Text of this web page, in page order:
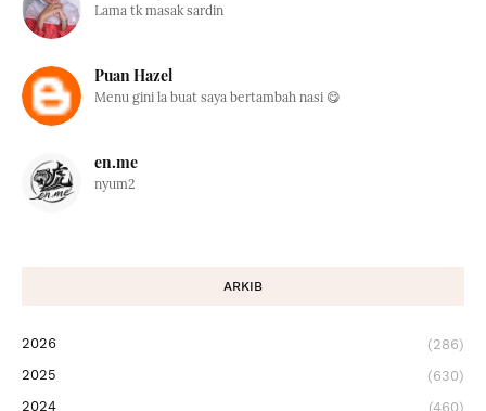
Lama tk masak sardin
Puan Hazel
Menu gini la buat saya bertambah nasi 😋
en.me
nyum2
ARKIB
2026
(286)
2025
(630)
2024
(460)